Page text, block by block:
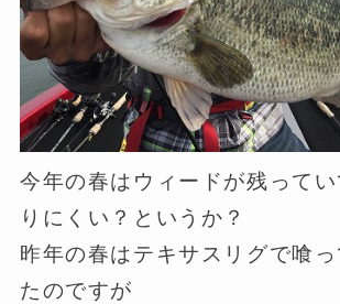
今年の春はウィードが残って
りにくい？というか？
昨年の春はテキサスリグで喰
たのですが